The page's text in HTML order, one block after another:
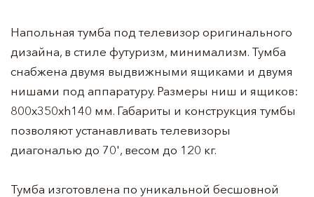
Напольная тумба под телевизор оригинального
дизайна, в стиле футуризм, минимализм. Тумба
снабжена двумя выдвижными ящиками и двумя
нишами под аппаратуру. Размеры ниш и ящиков:
800х350хh140 мм. Габариты и конструкция тумбы
позволяют устанавливать телевизоры
диагональю до 70', весом до 120 кг.
Тумба изготовлена по уникальной бесшовной